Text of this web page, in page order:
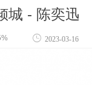
城 - 陈奕迅
2023-03-16